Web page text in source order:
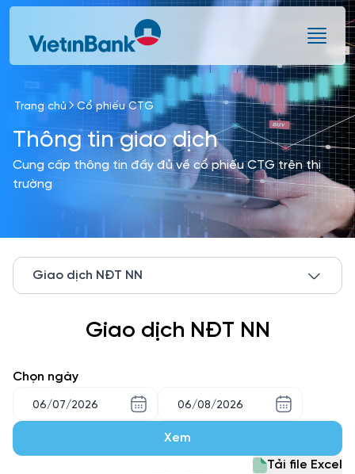
Skip to Main Content
Trang chủ Cổ phiếu CTG
Thông tin giao dịch
Cung cấp thông tin đầy đủ về cổ phiếu CTG trên thị
trường
Giao dịch NĐT NN
Giao dịch NĐT NN
Chọn ngày
Xem
Tải file Excel